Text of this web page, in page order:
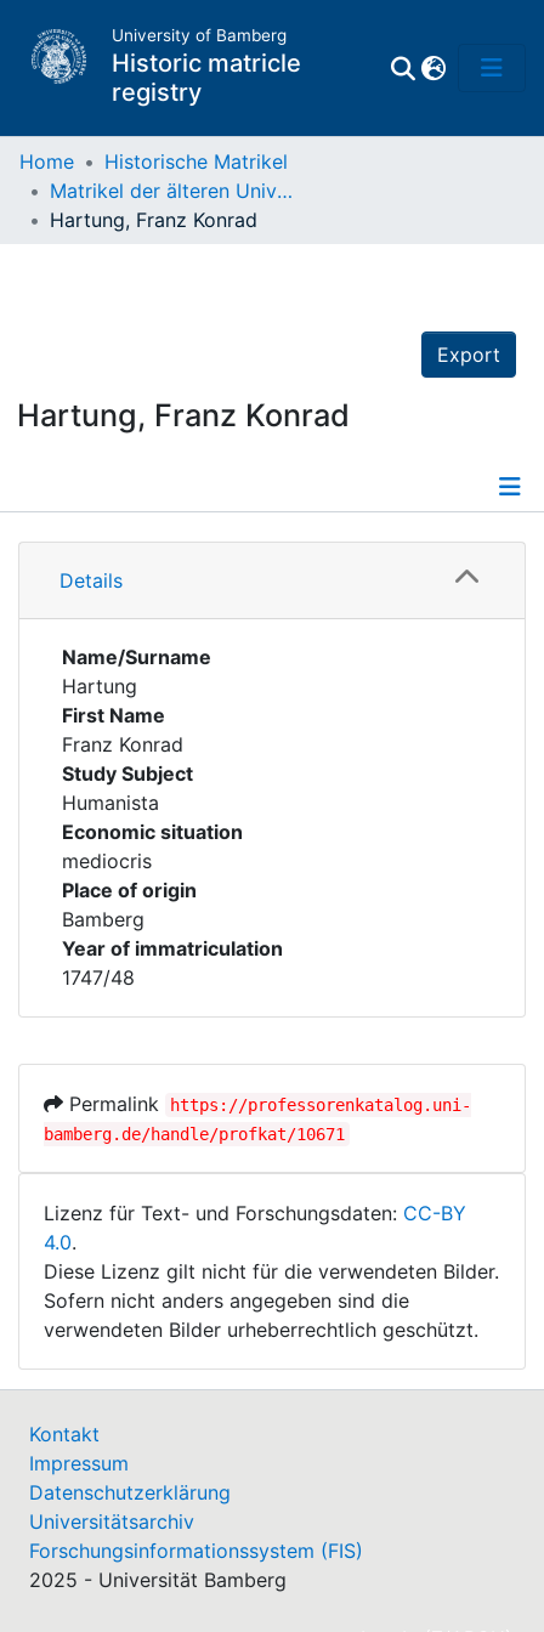
University of Bamberg
Historic matricle
registry
Matrikel
Home
Historische Matrikel
Matrikel der älteren Universität
Hartung, Franz Konrad
Export
Hartung, Franz Konrad
Details
Details
Name/Surname
Hartung
First Name
Franz Konrad
Study Subject
Humanista
Economic situation
mediocris
Place of origin
Bamberg
Year of immatriculation
1747/48
Permalink
https://professorenkatalog.uni-
bamberg.de/handle/profkat/10671
Lizenz für Text- und Forschungsdaten: CC-BY
4.0.
Diese Lizenz gilt nicht für die verwendeten Bilder.
Sofern nicht anders angegeben sind die
verwendeten Bilder urheberrechtlich geschützt.
Kontakt
Impressum
Datenschutzerklärung
Universitätsarchiv
Forschungsinformationssystem (FIS)
2025 - Universität Bamberg